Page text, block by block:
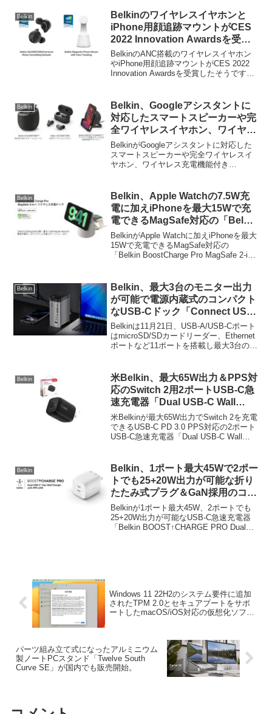
Belkin
Belkinのワイヤレスイヤホンと
iPhone用顔追跡マウントがCES
2022 Innovation Awardsを受
賞。
BelkinのANC搭載のワイヤレスイヤホン
やiPhone用顔追跡マウントがCES 2022
Innovation Awardsを受賞したそうです。
Belkin
Belkin、Googleアシスタントに
対応したスマートスピーカーや完
全ワイヤレスイヤホン、ワイヤレ
ス充電機能付きBluetoothスピー
カーフォンを販売開始。
BelkinがGoogleアシスタントに対応した
スマートスピーカーや完全ワイヤレスイ
ヤホン、ワイヤレス充電機能付き
Belkin
Belkin、Apple Watchの7.5W充
電に加えiPhoneを最大15Wで充
電できるMagSafe対応の「Belkin
BoostCharge Pro MagSafe 2-in-
1 ワイヤレス充電ドック」を発
売。
BelkinがApple Watchに加えiPhoneを最大
15Wで充電できるMagSafe対応の
「Belkin BoostCharge Pro MagSafe 2-in-
Belkin
Belkin、最大3台のモニター出力
が可能で電源内蔵式のコンパクト
なUSB-Cドック「Connect USB-
C 11-in-1 Pro GaNドック
(150W)」を発売。
Belkinは11月21日、USB-A/USB-Cポート
はmicroSD/SDカードリーダー、Ethernet
ポートなど11ポートを搭載し最大3台のデ
11-in-1 Pro GaNドック (150W)
(INC020ttSGY)」を新たに発売していま
す。
Belkin
米Belkin、最大65W出力＆PPS対
応のSwitch 2用2ポートUSB-C急
速充電器「Dual USB-C Wall
Charger 65W for Nintendo
Switch 2」を発売。
米Belkinが最大65W出力でSwitch 2を充電
できるUSB-C PD 3.0 PPS対応の2ポート
USB-C急速充電器「Dual USB-C Wall
Belkin
Belkin、1ポート最大45Wで2ポー
トでも25+20W出力が可能な折り
たたみ式プラグ＆GaN採用のコン
パクトな2ポートUSB-C急速充電
器を発売。
Belkinが1ポート最大45W、2ポートでも
25+20W出力が可能なUSB-C急速充電器
「Belkin BOOST↑CHARGE PRO Dual
Windows 11 22H2のシステム要件に追加
されたTPM 2.0とセキュアブートをサポ
ートしたmacOS/iOS対応の仮想化ソフト
パーツ組み立て式になったアルミニウム
製ノートPCスタンド「Twelve South
Curve SE」が国内でも販売開始。